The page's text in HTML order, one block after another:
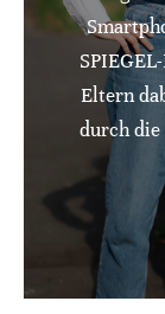
Eltern
durch die